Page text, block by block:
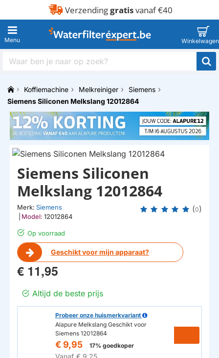
Verzendinggratisvanaf €40
Waar
naar
oph
m
e
Koffiemachine Melkreiniger
Siemens
Siemens Siliconen Melkslang 12012864
Op voorraad
Geschikt voor mijn apparaat?
Siemens Siliconen
Melkslang 12012864
Merk: Siemens
Model: 12012864
(0)
€ 11,95
Altijd de beste prijs
Probeer onze huismerkvariant
Alapure Melkslang Geschikt voor
Siemens 12012864
€ 9,95 17% goedkoper